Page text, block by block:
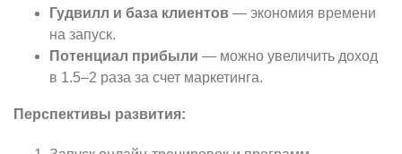
Гудвилл и база клиентов — экономия времени
на запуск.
Потенциал прибыли — можно увеличить доход
в 1.5–2 раза за счет маркетинга.
Перспективы развития: